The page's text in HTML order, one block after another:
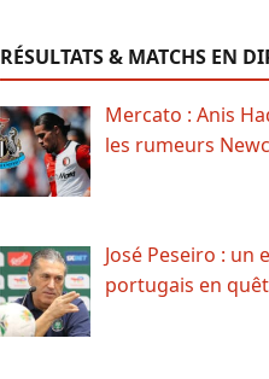
RÉSULTATS & MATCHS EN
Mercato : Anis
les rumeurs
José Peseiro : un
portugais en